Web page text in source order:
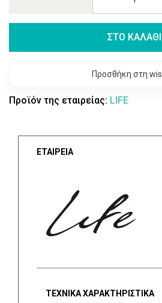
ΣΤΟ ΚΑΛΑΘΙ
Προσθήκη στη
Προϊόν της εταιρείας: LIFE
ΕΤΑΙΡΕΙΑ
ΤΕΧΝΙΚΑ ΧΑΡΑΚΤΗΡΙΣΤΙΚΑ